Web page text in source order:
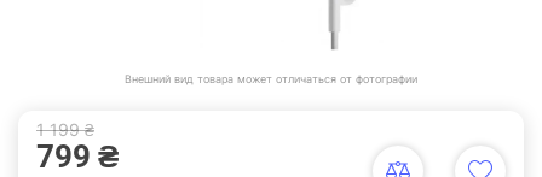
Внешний вид товара может отличаться от фотографии
1 199 ₴
799 ₴